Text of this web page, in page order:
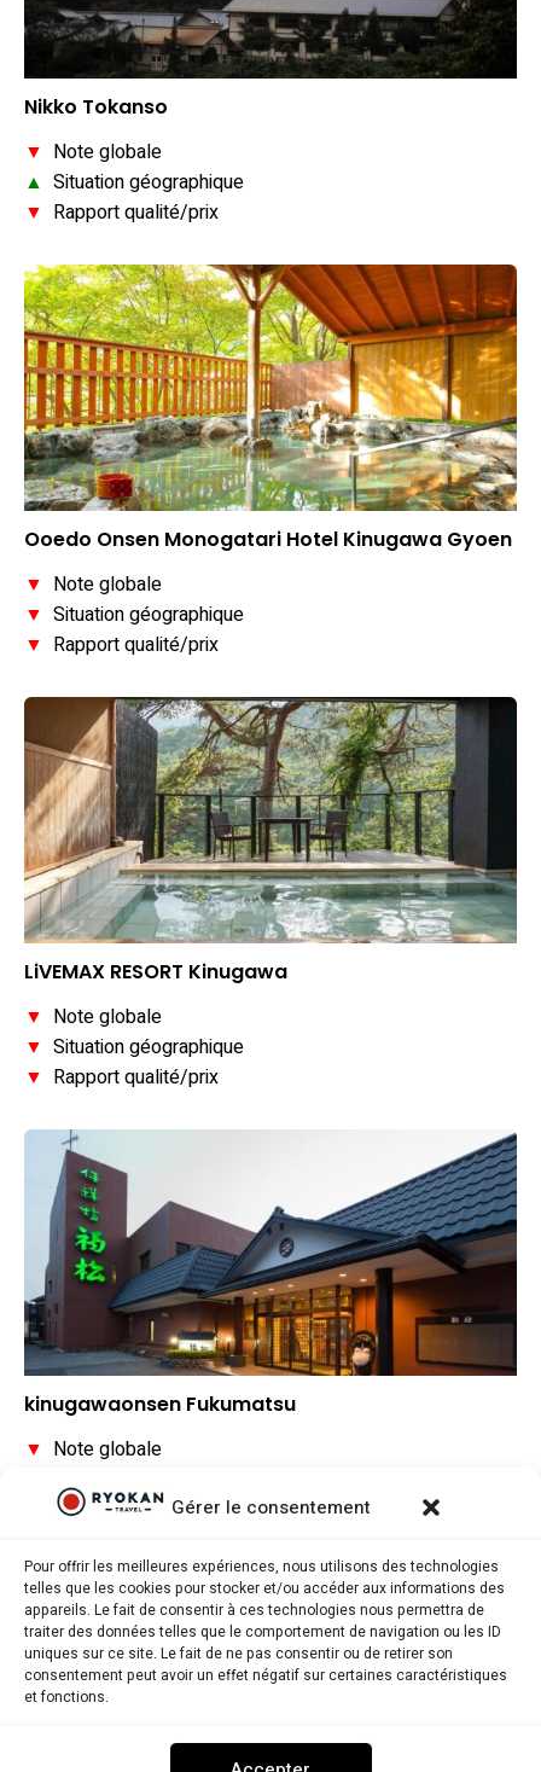
Gérer le consentement
Pour offrir les meilleures expériences, nous utilisons des technologies
telles que les cookies pour stocker et/ou accéder aux informations des
appareils. Le fait de consentir à ces technologies nous permettra de
traiter des données telles que le comportement de navigation ou les ID
uniques sur ce site. Le fait de ne pas consentir ou de retirer son
consentement peut avoir un effet négatif sur certaines caractéristiques
et fonctions.
Nikko Tokanso
▼ Note globale
▲ Situation géographique
▼ Rapport qualité/prix
Ooedo Onsen Monogatari Hotel Kinugawa Gyoen
▼ Note globale
▼ Situation géographique
▼ Rapport qualité/prix
LiVEMAX RESORT Kinugawa
▼ Note globale
▼ Situation géographique
▼ Rapport qualité/prix
kinugawaonsen Fukumatsu
▼ Note globale
Rapport qualité/prix
Ryokantravel.fr © Copyright 2025. Tous droits réservés.
MENTIONS LÉGALES POLITIQUE DE CONFIDENTIALITÉ